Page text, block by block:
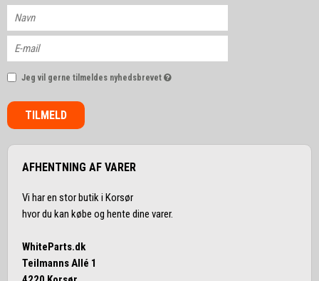
Jeg vil gerne tilmeldes nyhedsbrevet
TILMELD
AFHENTNING AF VARER
Vi har en stor butik i Korsør
hvor du kan købe og hente dine varer.
WhiteParts.dk
Teilmanns Allé 1